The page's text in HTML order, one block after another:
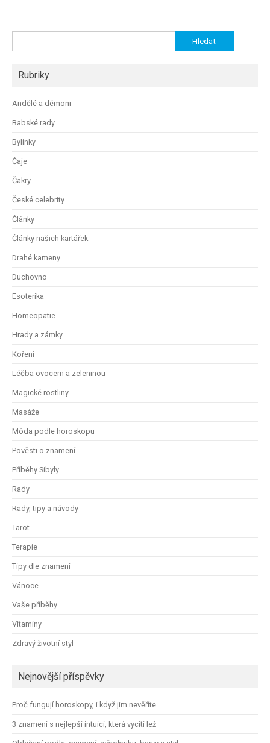
Rubriky
Andělé a démoni
Babské rady
Bylinky
Čaje
Čakry
České celebrity
Články
Články našich kartářek
Drahé kameny
Duchovno
Esoterika
Homeopatie
Hrady a zámky
Koření
Léčba ovocem a zeleninou
Magické rostliny
Masáže
Móda podle horoskopu
Pověsti o znamení
Příběhy Sibyly
Rady
Rady, tipy a návody
Tarot
Terapie
Tipy dle znamení
Vánoce
Vaše příběhy
Vitamíny
Zdravý životní styl
Nejnovější příspěvky
Proč fungují horoskopy, i když jim nevěříte
3 znamení s nejlepší intuicí, která vycítí lež